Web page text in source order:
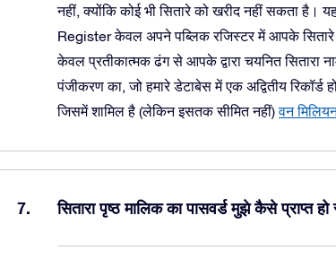
नहीं, क्योंकि कोई भी सितारे को खरीद नहीं सकता है।
Register केवल अपने पब्लिक रजिस्टर में आपके सितारे
केवल प्रतीकात्मक ढंग से आपके द्वारा चयनित
पंजीकरण का, जो हमारे डेटाबेस में एक अद्वितीय
जिसमें शामिल है (लेकिन इसतक सीमित नहीं)वन
सितारा पृष्ठ मालिक का पासवर्ड मुझे कैसे प्राप्त